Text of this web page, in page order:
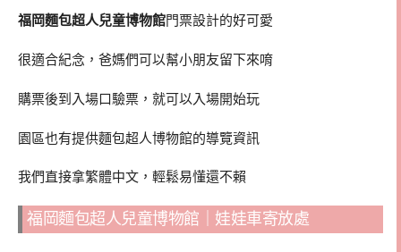
福岡麵包超人兒童博物館門票設計的好可愛
很適合紀念，爸媽們可以幫小朋友留下來唷
購票後到入場口驗票，就可以入場開始玩
園區也有提供麵包超人博物館的導覽資訊
我們直接拿繁體中文，輕鬆易懂還不賴
福岡麵包超人兒童博物館｜娃娃車寄放處